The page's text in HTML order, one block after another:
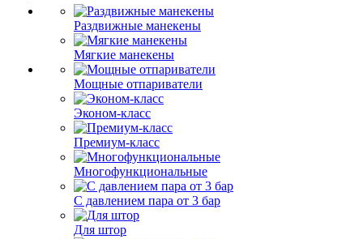
Раздвижные манекены
Мягкие манекены
Мощные отпариватели
Эконом-класс
Премиум-класс
Многофункциональные
С давлением пара от 3 бар
Для штор